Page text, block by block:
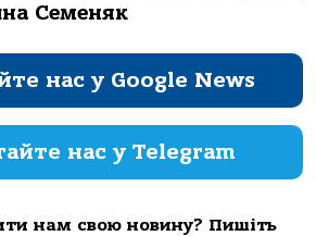
Семеняк
нас у Google News
нас у Telegram
нам свою новину? Пишіть